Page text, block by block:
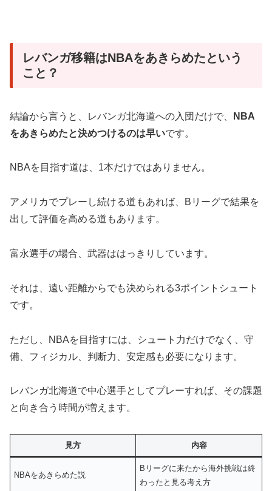
レバンガ移籍はNBAをあきらめたという
こと？
結論から言うと、レバンガ北海道への入団だけで、
NBA
をあきらめたと決めつけるのは早いです。
NBAを目指す道は、1本だけではありません。
アメリカでプレーし続ける道もあれば、Bリーグで結果を
出して評価を高める道もあります。
富永選手の場合、武器ははっきりしています。
それは、遠い距離からでも決められる3ポイントシュート
です。
ただし、NBAを目指すには、シュート力だけでなく、守
備、フィジカル、判断力、安定感も必要になります。
レバンガ北海道で中心選手としてプレーすれば、その課題
と向き合う時間が増えます。
見方 内容
NBAをあきらめた説
Bリーグに来たから海外挑戦は終
わったと見る考え方